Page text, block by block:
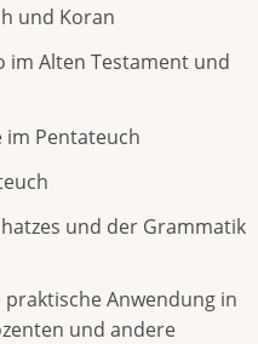
und Koran
im Alten Testament und
im Pentateuch
und der Grammatik
Anwendung in
und andere